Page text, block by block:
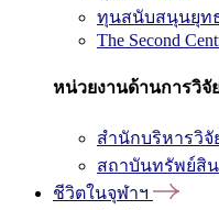
ทุนสนับสนุนยุท
The Second
หน่วยงานด้านการวิจั
สำนักบริหารวิจั
สถาบันทรัพย์สิ
ชีวิตในจุฬาฯ